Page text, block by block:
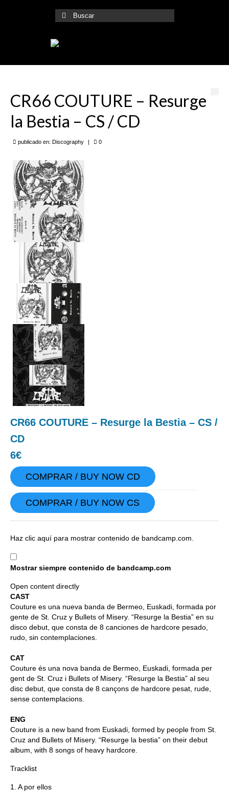
Buscar
por:
CR66 COUTURE – Resurge
la Bestia – CS / CD
publicado en: Discography | 0
CR66 COUTURE – Resurge la Bestia – CS /
CD
6€
COMPRAR / BUY NOW CD
COMPRAR / BUY NOW CS
Mostrar
de
bandcamp.com
Haz clic aquí para mostrar contenido de bandcamp.com.
Mostrar siempre contenido de bandcamp.com
Open content directly
CAST
Couture es una nueva banda de Bermeo, Euskadi, formada por
gente de St. Cruz y Bullets of Misery. “Resurge la Bestia” en su
disco debut, que consta de 8 canciones de hardcore pesado,
rudo, sin contemplaciones.
CAT
Couture és una nova banda de Bermeo, Euskadi, formada per
gent de St. Cruz i Bullets of Misery. “Resurge la Bestia” al seu
disc debut, que consta de 8 cançons de hardcore pesat, rude,
sense contemplacions.
ENG
Couture is a new band from Euskadi, formed by people from St.
Cruz and Bullets of Misery. “Resurge la bestia” on their debut
album, with 8 songs of heavy hardcore.
Tracklist
1. A por ellos